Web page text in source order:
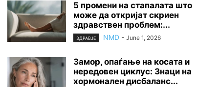
5 промени на стапалата што
може да откријат скриен
здравствен проблем:...
ЗДРАВЈЕ NMD - June 1, 2026
Замор, опаѓање на косата и
нередовен циклус: Знаци на
хормонален дисбаланс...